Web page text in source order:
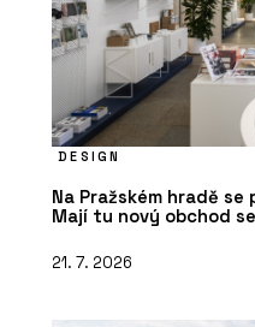
DESIGN
Na Pražském hradě
Mají tu nový obchod
21. 7. 2026